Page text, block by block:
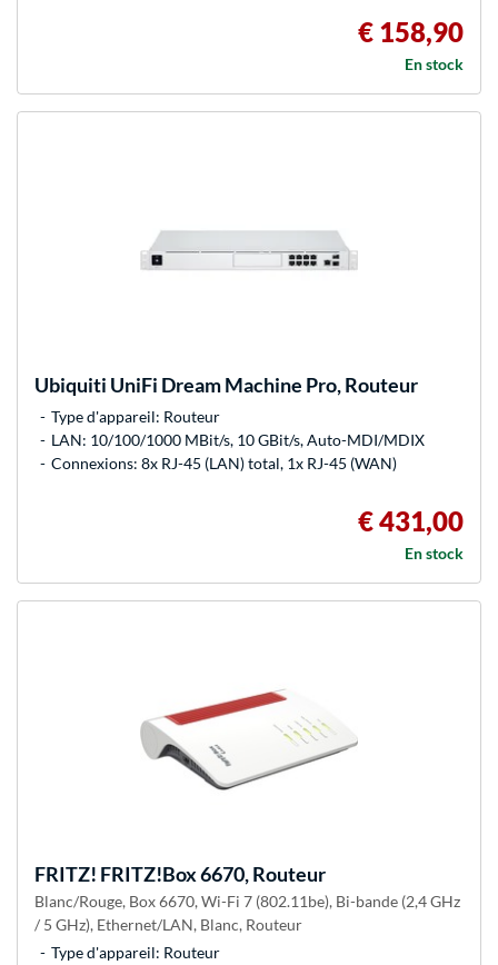
€ 158,90
En stock
Ubiquiti UniFi Dream Machine Pro, Routeur
Type d'appareil: Routeur
LAN: 10/100/1000 MBit/s, 10 GBit/s, Auto-MDI/MDIX
Connexions: 8x RJ-45 (LAN) total, 1x RJ-45 (WAN)
€ 431,00
En stock
FRITZ! FRITZ!Box 6670, Routeur
Blanc/Rouge, Box 6670, Wi-Fi 7 (802.11be), Bi-bande (2,4 GHz
/ 5 GHz), Ethernet/LAN, Blanc, Routeur
Type d'appareil: Routeur